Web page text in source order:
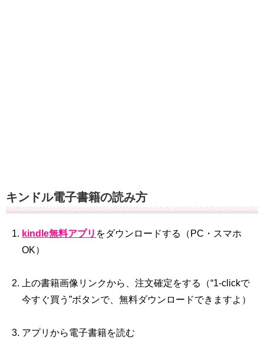
キンドル電子書籍の読み方
kindle無料アプリ をダウンロードする（PC・スマホ
OK）
上の書籍画像リンクから、注文確定をする（“1‐clickで
今すぐ買う”ボタンで、無料ダウンロードできますよ）
アプリから電子書籍を読む